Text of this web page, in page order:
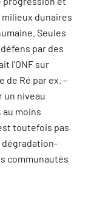
dunaires
Seules
par des
l’ONF sur
de Ré par ex. –
niveau
moins
toutefois pas
dégradation-
communautés